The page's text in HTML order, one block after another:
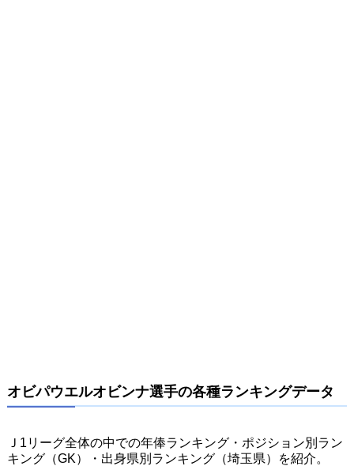
オビパウエルオビンナ選手の各種ランキングデータ
Ｊ1リーグ全体の中での年俸ランキング・ポジション別ラン
キング（GK）・出身県別ランキング（埼玉県）を紹介。